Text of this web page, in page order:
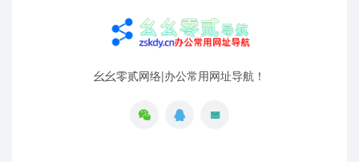
幺幺零贰网络|办公常用网址导航！